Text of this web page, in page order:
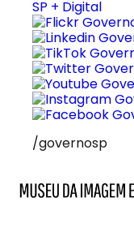
SP + Digital
/governosp